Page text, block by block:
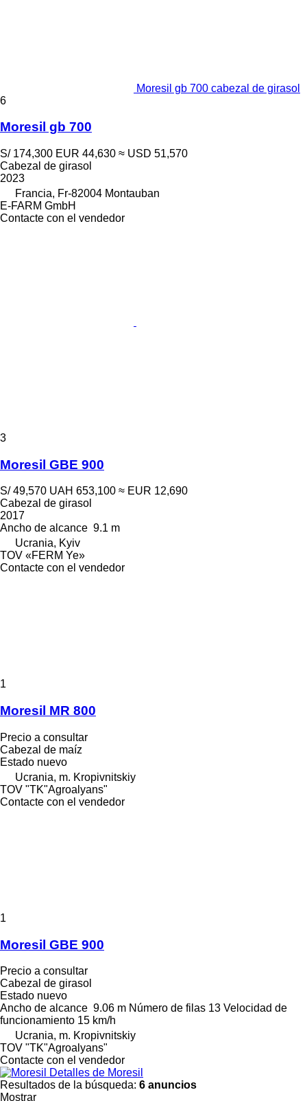
Moresil gb 700 cabezal de girasol
6
Moresil gb 700
S/ 174,300 EUR 44,630 ≈ USD 51,570
Cabezal de girasol
2023
Francia, Fr-82004 Montauban
E-FARM GmbH
Contacte con el vendedor
3
Moresil GBE 900
S/ 49,570 UAH 653,100 ≈ EUR 12,690
Cabezal de girasol
2017
Ancho de alcance 9.1 m
Ucrania, Kyiv
TOV «FERM Ye»
Contacte con el vendedor
1
Moresil MR 800
Precio a consultar
Cabezal de maíz
Estado nuevo
Ucrania, m. Kropivnitskiy
TOV "TK"Agroalyans"
Contacte con el vendedor
1
Moresil GBE 900
Precio a consultar
Cabezal de girasol
Estado nuevo
Ancho de alcance 9.06 m Número de filas 13 Velocidad de
funcionamiento 15 km/h
Ucrania, m. Kropivnitskiy
TOV "TK"Agroalyans"
Contacte con el vendedor
Detalles de Moresil
Resultados de la búsqueda: 6 anuncios
Mostrar